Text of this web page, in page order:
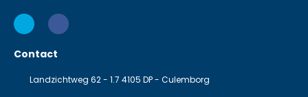
Contact
Landzichtweg 62 - 1.7 4105 DP - Culemborg